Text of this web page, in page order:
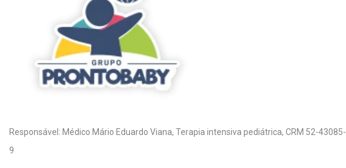
Responsável: Médico Mário Eduardo Viana, Terapia intensiva pediátrica, CRM 52-43085-
9